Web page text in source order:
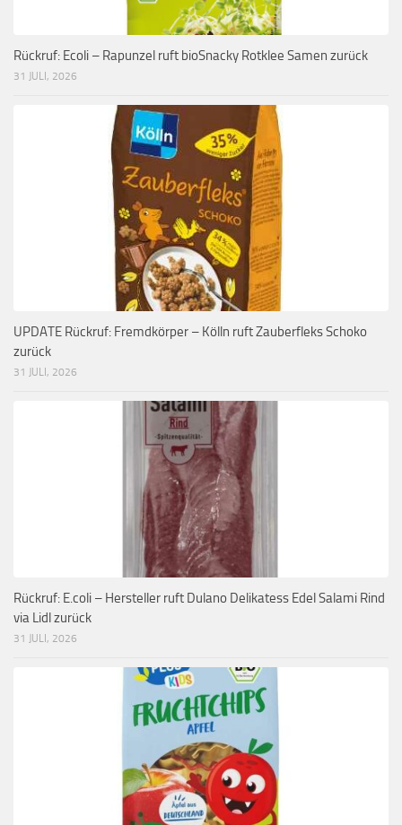
Rückruf: Ecoli – Rapunzel ruft bioSnacky Rotklee Samen zurück
31 JULI, 2026
UPDATE Rückruf: Fremdkörper – Kölln ruft Zauberfleks Schoko
zurück
31 JULI, 2026
Rückruf: E.coli – Hersteller ruft Dulano Delikatess Edel Salami Rind
via Lidl zurück
31 JULI, 2026